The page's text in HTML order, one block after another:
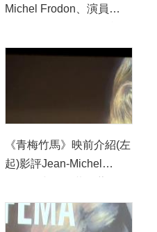
Michel Frodon、演員
Nicolas Thévenin、經典
片發行商Carlotta Films負
Boncour (巴文中心提供)
《青梅竹馬》映前介紹(左
起)影評Jean-Michel
監Sylvie Pras (巴文中心
提供)